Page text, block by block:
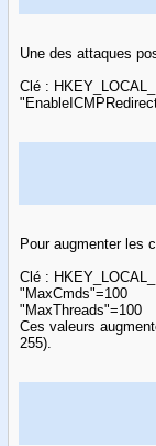
Une des attaques
Clé :
Pour augmenter les
Clé :
"MaxCmds"=100
"MaxThreads"=100
Ces valeurs
255).